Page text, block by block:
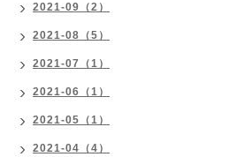
2021-09（2）
2021-08（5）
2021-07（1）
2021-06（1）
2021-05（1）
2021-04（4）